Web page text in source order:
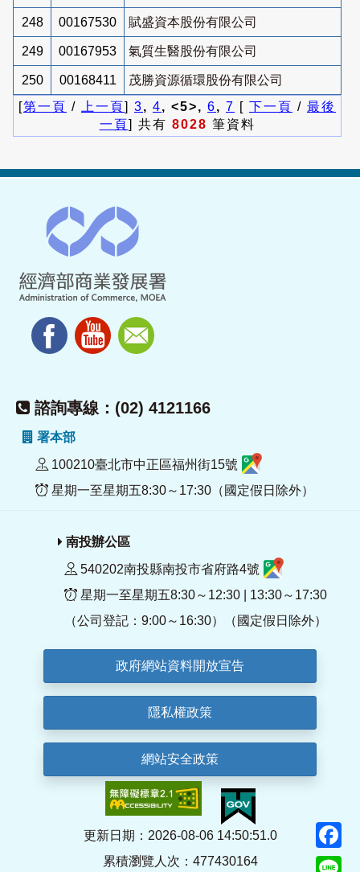
248 00167530 賦盛資本股份有限公司
249 00167953 氣質生醫股份有限公司
250 00168411
茂勝資源循環股份有限公司
[第一頁 / 上一頁] 3, 4, <5>, 6, 7 [ 下一頁 / 最後
一頁] 共有 8028 筆資料
諮詢專線：(02) 4121166
署本部
100210臺北市中正區福州街15號
星期一至星期五8:30～17:30（國定假日除外）
南投辦公區
540202南投縣南投市省府路4號
星期一至星期五8:30～12:30 | 13:30～17:30
（公司登記：9:00～16:30）（國定假日除外）
政府網站資料開放宣告
隱私權政策
網站安全政策
更新日期：2026-08-06 14:50:51.0
累積瀏覽人次：477430164